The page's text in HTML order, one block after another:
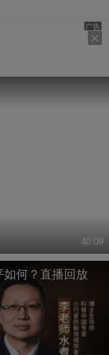
广告
40:09
何？直播回放